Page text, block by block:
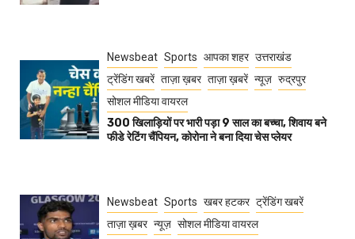
Newsbeat Sports आपका शहर उत्तराखंड
ट्रेंडिंग खबरें ताज़ा ख़बर ताज़ा ख़बरें न्यूज़ रुद्रपुर
सोशल मीडिया वायरल
300 खिलाड़ियों पर भारी पड़ा 9 साल का बच्चा, शिवाय बने
फीडे रेटिंग चैंपियन, कोरोना ने बना दिया चेस प्लेयर
Newsbeat Sports खबर हटकर ट्रेंडिंग खबरें
ताज़ा ख़बर न्यूज़ सोशल मीडिया वायरल